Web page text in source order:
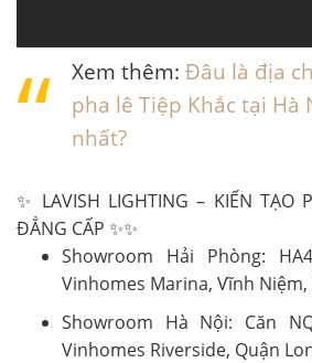
Xem thêm: Đâu là địa
pha lê Tiệp Khắc tại Hà
nhất?
✨ LAVISH LIGHTING – KIẾN TẠO
ĐẲNG CẤP ✨✨
Showroom Hải Phòng:
Vinhomes Marina, Vĩnh Niệm,
Showroom Hà Nội: Căn
Vinhomes Riverside, Quận